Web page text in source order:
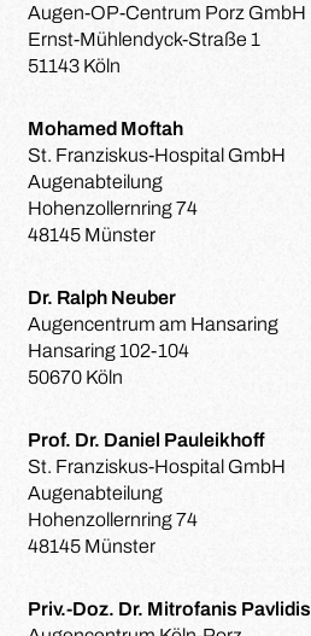
Augen-OP-Centrum Porz GmbH
Ernst-Mühlendyck-Straße 1
51143 Köln
Mohamed Moftah
St. Franziskus-Hospital GmbH
Augenabteilung
Hohenzollernring 74
48145 Münster
Dr. Ralph Neuber
Augencentrum am Hansaring
Hansaring 102-104
50670 Köln
Prof. Dr. Daniel Pauleikhoff
St. Franziskus-Hospital GmbH
Augenabteilung
Hohenzollernring 74
48145 Münster
Priv.-Doz. Dr. Mitrofanis Pavlidis